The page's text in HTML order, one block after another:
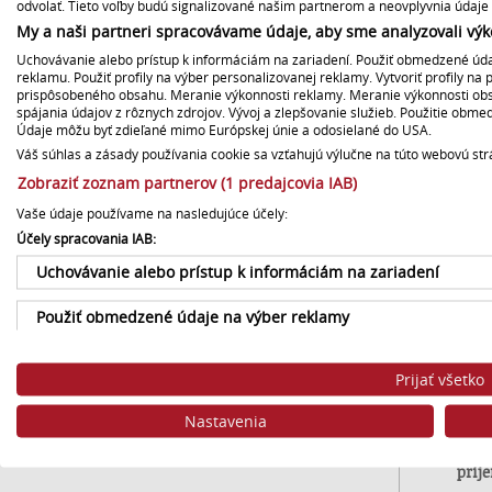
odvolať. Tieto voľby budú signalizované našim partnerom a neovplyvnia údaje
My a naši partneri spracovávame údaje, aby sme analyzovali
Uchovávanie alebo prístup k informáciám na zariadení. Použiť obmedzené
reklamu. Použiť profily na výber personalizovanej reklamy. Vytvoriť profily na
prispôsobeného obsahu. Meranie výkonnosti reklamy. Meranie výkonnosti
spájania údajov z rôznych zdrojov. Vývoj a zlepšovanie služieb. Použitie
Údaje môžu byť zdieľané mimo Európskej únie a odosielané do USA.
Váš súhlas a zásady používania cookie sa vzťahujú výlučne na túto webovú
Zobraziť zoznam partnerov (1 predajcovia IAB)
Vaše údaje používame na nasledujúce účely:
Účely spracovania IAB:
Uchovávanie alebo prístup k informáciám na zariadení
Použiť obmedzené údaje na výber reklamy
Vytvoriť profily pre personalizovanú reklamu
Použiť profily na výber personalizovanej reklamy
Prijať všetko
Nastavenia
Verejné súťaže a prevod
majetku
Poskytovanie archívu
Štatúty súťaží
Vyhlásenie o prístupnosti
Centrálny register námetov
Logá
1)
2)
3) či
Ak
V